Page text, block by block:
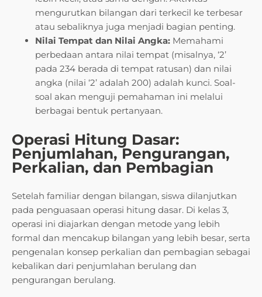
mengurutkan bilangan dari terkecil ke terbesar
atau sebaliknya juga menjadi bagian penting.
Nilai Tempat dan Nilai Angka: Memahami
perbedaan antara nilai tempat (misalnya, ‘2’
pada 234 berada di tempat ratusan) dan nilai
angka (nilai ‘2’ adalah 200) adalah kunci. Soal-
soal akan menguji pemahaman ini melalui
berbagai bentuk pertanyaan.
Operasi Hitung Dasar:
Penjumlahan, Pengurangan,
Perkalian, dan Pembagian
Setelah familiar dengan bilangan, siswa dilanjutkan
pada penguasaan operasi hitung dasar. Di kelas 3,
operasi ini diajarkan dengan metode yang lebih
formal dan mencakup bilangan yang lebih besar, serta
pengenalan konsep perkalian dan pembagian sebagai
kebalikan dari penjumlahan berulang dan
pengurangan berulang.